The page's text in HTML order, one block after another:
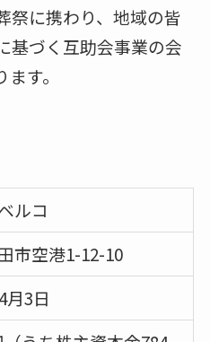
祭に携わり、地域の皆
基づく互助会事業の会
す。
ルコ
市空港1-12-10
月3日